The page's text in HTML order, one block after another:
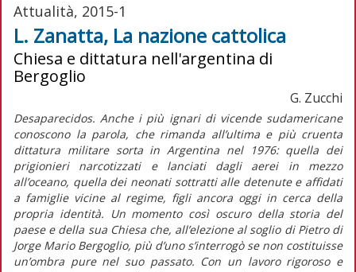
Attualità, 2015-1
L. Zanatta, La nazione cattolica
Chiesa e dittatura nell'argentina di
Bergoglio
G. Zucchi
Desaparecidos. Anche i più ignari di vicende sudamericane
conoscono la parola, che rimanda all’ultima e più cruenta
dittatura militare sorta in Argentina nel 1976: quella dei
prigionieri narcotizzati e lanciati dagli aerei in mezzo
all’oceano, quella dei neonati sottratti alle detenute e affidati
a famiglie vicine al regime, figli ancora oggi in cerca della
propria identità. Un momento così oscuro della storia del
paese e della sua Chiesa che, all’elezione al soglio di Pietro di
Jorge Mario Bergoglio, più d’uno s’interrogò se non costituisse
un’ombra pure nel suo passato. Con un lavoro rigoroso e